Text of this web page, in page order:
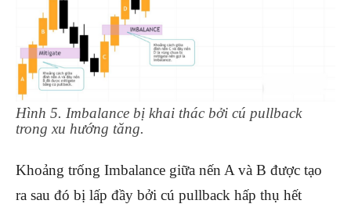
Hình 5. Imbalance bị khai thác bởi cú pullback
trong xu hướng tăng.
Khoảng trống Imbalance giữa nến A và B được tạo
ra sau đó bị lấp đầy bởi cú pullback hấp thụ hết